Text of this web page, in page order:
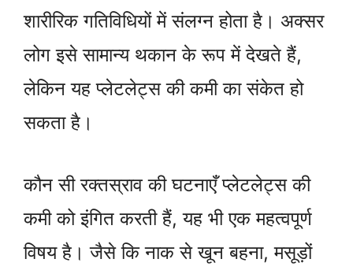
शारीरिक गतिविधियों में संलग्न होता है। अक्सर
लोग इसे सामान्य थकान के रूप में देखते हैं,
लेकिन यह प्लेटलेट्स की कमी का संकेत हो
सकता है।
कौन सी रक्तस्राव की घटनाएँ प्लेटलेट्स की
कमी को इंगित करती हैं, यह भी एक महत्वपूर्ण
विषय है। जैसे कि नाक से खून बहना, मसूड़ों